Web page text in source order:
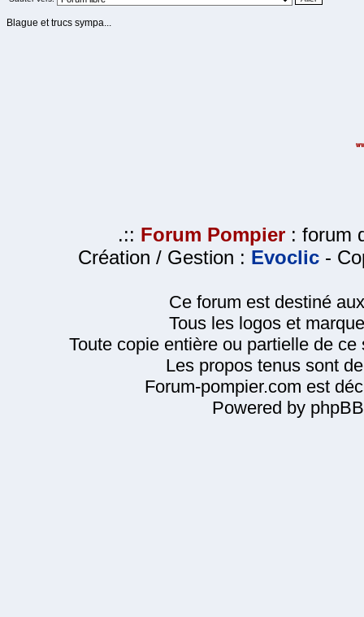
Blague et trucs sympa...
.:: Forum Pompier : forum
Création / Gestion : Evoclic -
Ce forum est destiné
Tous les logos et
Toute copie entière ou partielle de
Les propos tenus sont
Forum-pompier.com est
Powered by